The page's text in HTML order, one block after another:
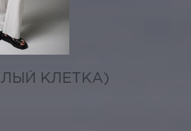
КЛЕТКА)